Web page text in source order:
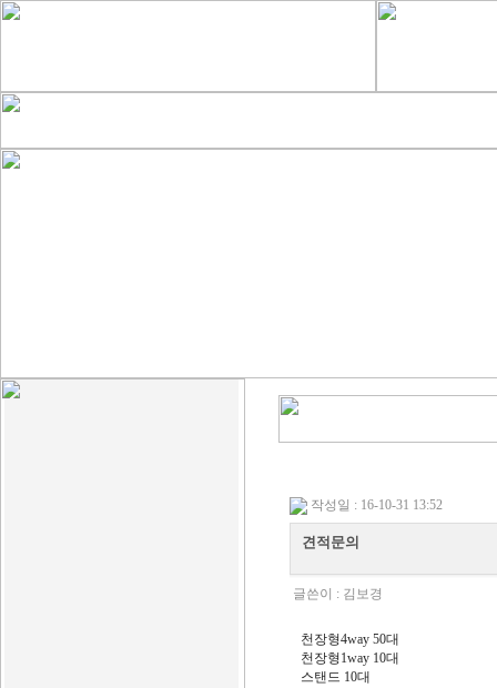
작성일 : 16-10-31 13:52
견적문의
글쓴이 : 김보경
천장형4way 50대
천장형1way 10대
스탠드 10대